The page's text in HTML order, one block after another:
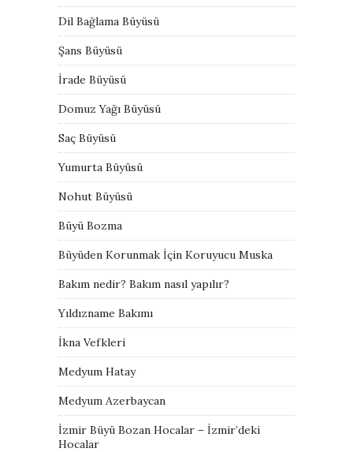
Dil Bağlama Büyüsü
Şans Büyüsü
İrade Büyüsü
Domuz Yağı Büyüsü
Saç Büyüsü
Yumurta Büyüsü
Nohut Büyüsü
Büyü Bozma
Büyüden Korunmak İçin Koruyucu Muska
Bakım nedir? Bakım nasıl yapılır?
Yıldızname Bakımı
İkna Vefkleri
Medyum Hatay
Medyum Azerbaycan
İzmir Büyü Bozan Hocalar – İzmir’deki
Hocalar